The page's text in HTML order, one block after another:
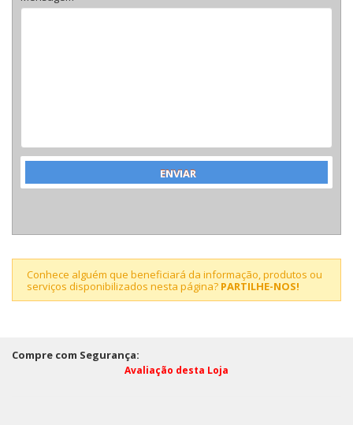
Conhece alguém que beneficiará da informação, produtos ou
serviços disponibilizados nesta página? PARTILHE-NOS!
Compre com Segurança:
Avaliação desta Loja